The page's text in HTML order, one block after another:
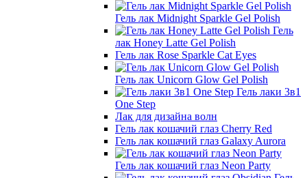
Гель лак Midnight Sparkle Gel Polish
Гель
лак Honey Latte Gel Polish
Гель лак Rose Sparkle Cat Eyes
Гель лак Unicorn Glow Gel Polish
Гель лаки 3в1
One Step
Лак для дизайна волн
Гель лак кошачий глаз Cherry Red
Гель лак кошачий глаз Galaxy Aurora
Гель лак кошачий глаз Neon Party